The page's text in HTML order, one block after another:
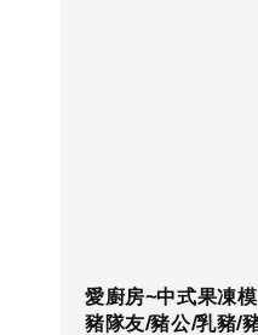
愛廚房~中式果凍
豬隊友/豬公/乳豬/